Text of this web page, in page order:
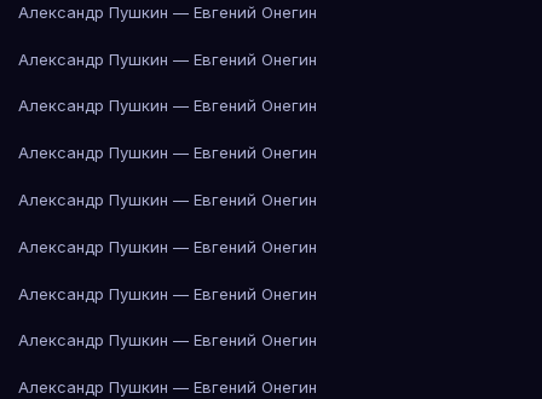
Александр Пушкин — Евгений Онегин
Александр Пушкин — Евгений Онегин
Александр Пушкин — Евгений Онегин
Александр Пушкин — Евгений Онегин
Александр Пушкин — Евгений Онегин
Александр Пушкин — Евгений Онегин
Александр Пушкин — Евгений Онегин
Александр Пушкин — Евгений Онегин
Александр Пушкин — Евгений Онегин